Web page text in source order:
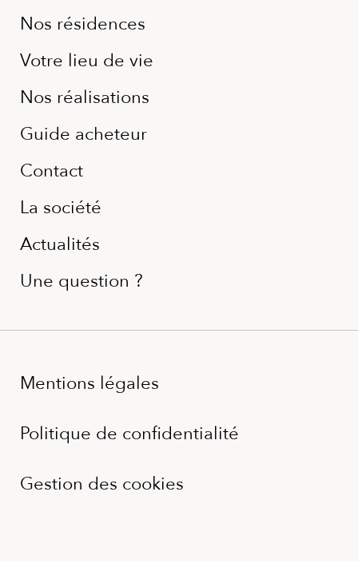
Nos résidences
Votre lieu de vie
Nos réalisations
Guide acheteur
Contact
La société
Actualités
Une question ?
Mentions légales
Politique de confidentialité
Gestion des cookies